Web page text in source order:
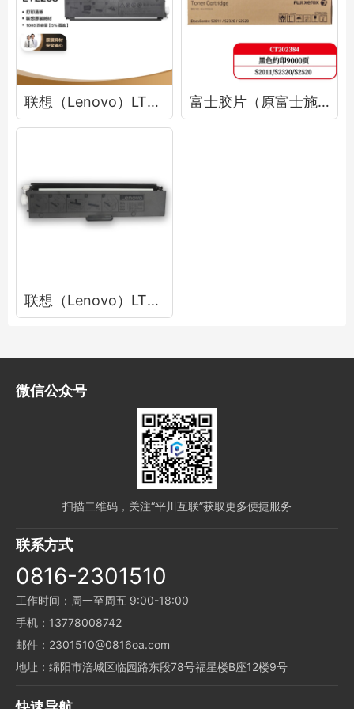
联想（Lenovo）LT2268黑色原装墨粉盒 小新耗材（适用于LJ2268/LJ2268W/M7268/M7268W 富士胶片（原富士施乐）s2011原装粉盒s2011nda大容量墨粉s2520墨粉CT202384粉盒 大容量粉盒9000页 CT202384
联想（Lenovo）LT100黑色原装墨粉盒 领像耗材（适用于L100/M100/M101/M102/M1520/M1688系列产品）
微信公众号
扫描二维码，关注“平川互联”获取更多便捷服务
联系方式
0816-2301510
工作时间：周一至周五 9:00-18:00
手机：13778008742
邮件：2301510@0816oa.com
地址：绵阳市涪城区临园路东段78号福星楼B座12楼9号